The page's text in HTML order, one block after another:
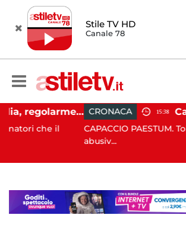
Stile TV HD
Canale 78
Ospedale Battipaglia, regolarmente in funzione il Servizio Trasfusionale CRONACA 15:38
CAPACCIO PAESTUM. Tolleranza